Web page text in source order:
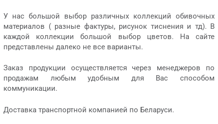
У нас большой выбор различных коллекций обивочных
материалов ( разные фактуры, рисунок тиснения и тд). В
каждой коллекции большой выбор цветов. На сайте
представлены далеко не все варианты.
Заказ продукции осуществляется через менеджеров по
продажам любым удобным для Вас способом
коммуникации.
Доставка транспортной компанией по Беларуси.